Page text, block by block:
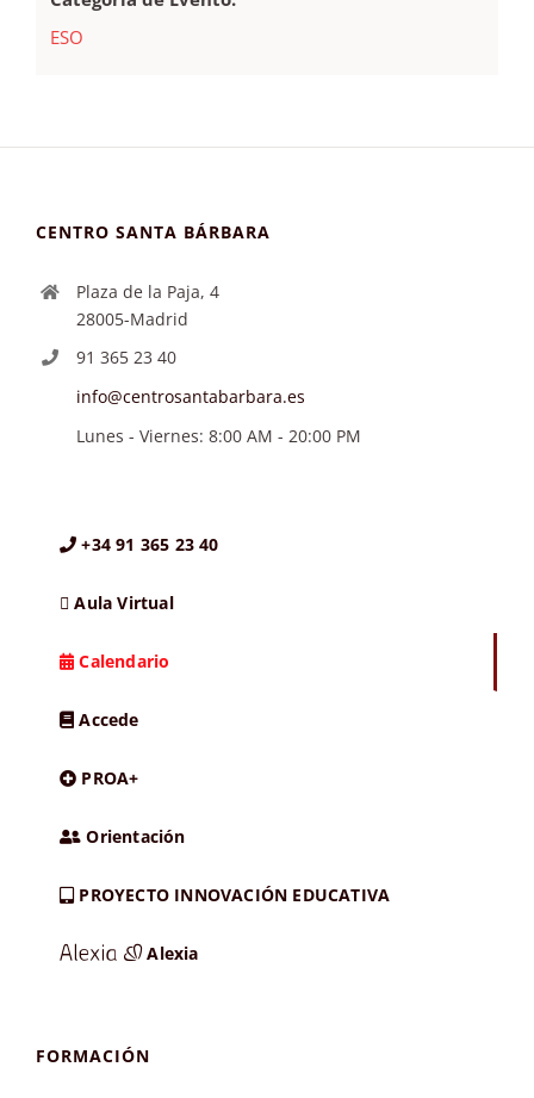
ESO
CENTRO SANTA BÁRBARA
Plaza de la Paja, 4
28005-Madrid
91 365 23 40
info@centrosantabarbara.es
Lunes - Viernes: 8:00 AM - 20:00 PM
+34 91 365 23 40
Aula Virtual
Calendario
Accede
PROA+
Orientación
PROYECTO INNOVACIÓN EDUCATIVA
Alexia
FORMACIÓN